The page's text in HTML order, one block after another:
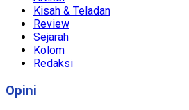
Kisah & Teladan
Review
Sejarah
Kolom
Redaksi
Opini